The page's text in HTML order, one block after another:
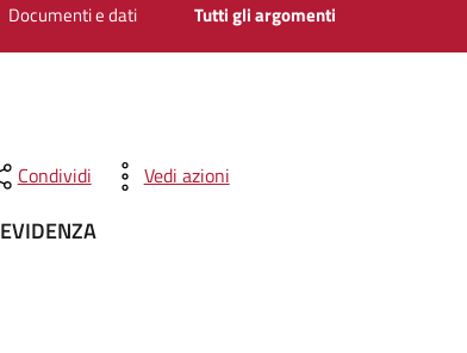
Documenti e dati Tutti gli argomenti
Condividi Vedi azioni